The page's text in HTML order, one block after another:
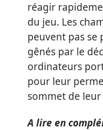
réagir
du jeu. Les
peuvent pas se
gênés par le
ordinateurs
pour leur
sommet de
A lire en